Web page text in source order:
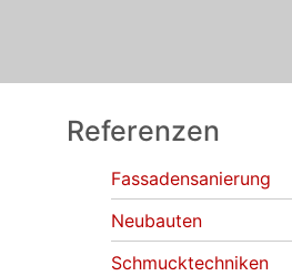
Referenzen
Fassadensanierung
Neubauten
Schmucktechniken